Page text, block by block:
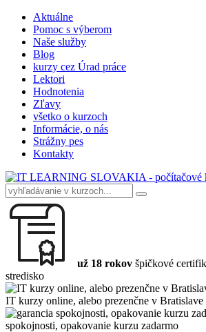
Aktuálne
Pomoc s výberom
Naše služby
Blog
kurzy cez Úrad práce
Lektori
Hodnotenia
Zľavy
všetko o kurzoch
Informácie, o nás
Strážny pes
Kontakty
už 18 rokov špičkové
stredisko
IT kurzy online, alebo prezenčne v Bratislave
spokojnosti, opakovanie kurzu zadarmo